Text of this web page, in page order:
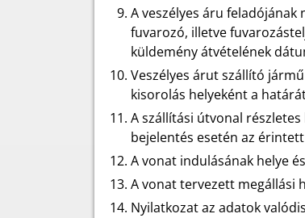
A veszélyes áru
fuvarozó, illetve
küldemény átvételének
Veszélyes árut szállító
kisorolás helyeként a
A szállítási útvonal
bejelentés esetén az
A vonat indulásának helye
A vonat tervezett megállási
Nyilatkozat az adatok